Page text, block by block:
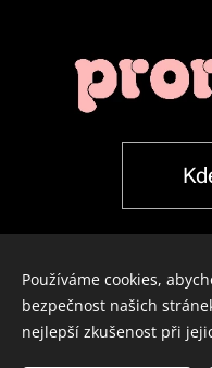
Používáme cookies,
bezpečnost našich
nejlepší zkušenost při